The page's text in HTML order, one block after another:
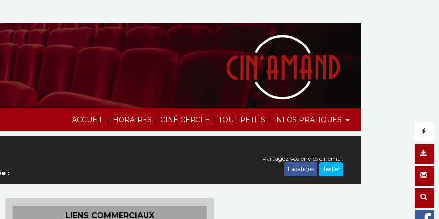
ACCUEIL | HORAIRES | CINÉ CERCLE | TOUT-PETITS | INFOS PRATIQUES
:
Partagez vos envies cinéma :
Facebook Twitter
LIENS COMMERCIAUX